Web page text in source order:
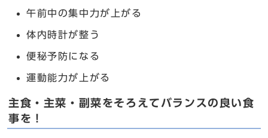
午前中の集中力が上がる
体内時計が整う
便秘予防になる
運動能力が上がる
主食・主菜・副菜をそろえてバランスの良い食
事を！